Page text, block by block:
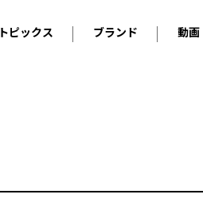
トピックス ブランド 動画